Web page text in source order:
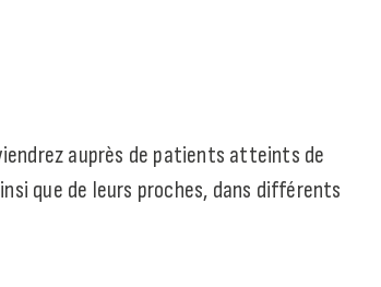
auprès de patients atteints de
que de leurs proches, dans différents